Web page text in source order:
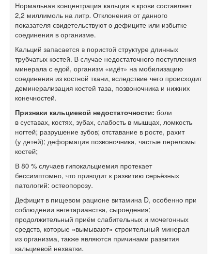
Нормальная концентрация кальция в крови составляет
2,2 миллимоль на литр. Отклонения от данного
показателя свидетельствуют о дефиците или избытке
соединения в организме.
Кальций запасается в пористой структуре длинных
трубчатых костей. В случае недостаточного поступления
минерала с едой, организм «идёт» на мобилизацию
соединения из костной ткани, вследствие чего происходит
деминерализация костей таза, позвоночника и нижних
конечностей.
Признаки кальциевой недостаточности: боли
в суставах, костях, зубах, слабость в мышцах, ломкость
ногтей; разрушение зубов; отставание в росте, рахит
(у детей); деформация позвоночника, частые переломы
костей;
В 80 % случаев гипокальциемия протекает
бессимптомно, что приводит к развитию серьёзных
патологий: остеопорозу.
Дефицит в пищевом рационе витамина D, особенно при
соблюдении вегетарианства, сыроедения;
продолжительный приём слабительных и мочегонных
средств, которые «вымывают» строительный минерал
из организма, также являются причинами развития
кальциевой нехватки.